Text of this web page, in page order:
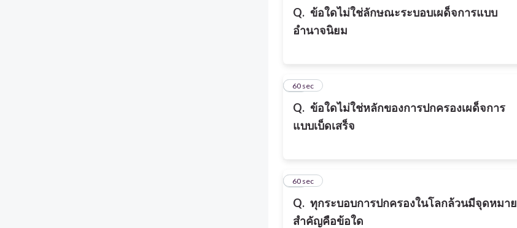
Q. ข้อใดไม่ใช่ลักษณะระบอบเผด็จการแบบ
อำนาจนิยม
Q. ข้อใดไม่ใช่หลักของการปกครองเผด็จการ
แบบเบ็ดเสร็จ
15
60 sec
Q. ทุกระบอบการปกครองในโลกล้วนมีจุดหมาย
สำคัญคือข้อใด
16
60 sec